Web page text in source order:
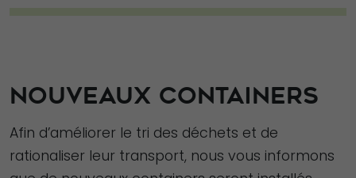
NOUVEAUX CONTAINERS
Afin d’améliorer le tri des déchets et de
rationaliser leur transport, nous vous informons